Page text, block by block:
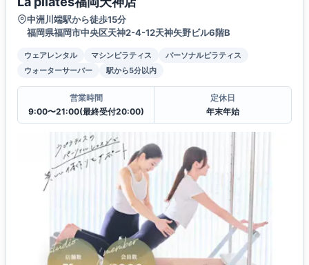
中洲川端駅から徒歩15分
福岡県福岡市中央区天神2-4-12天神矢野ビル6階B
ウェアレンタル マシンピラティス
パーソナルピラティス
ウォーターサーバー
駅から5分以内
営業時間
9:00〜21:00(最終受付20:00)
定休日
年末年始